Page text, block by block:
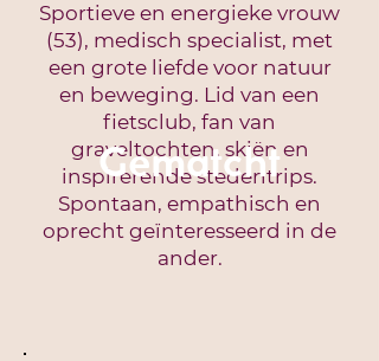
Sportieve en energieke vrouw
(53), medisch specialist, met
een grote liefde voor natuur
en beweging. Lid van een
fietsclub, fan van
graveltochten, skiën en
inspirerende stedentrips.
Spontaan, empathisch en
oprecht geïnteresseerd in de
ander.
Gematcht